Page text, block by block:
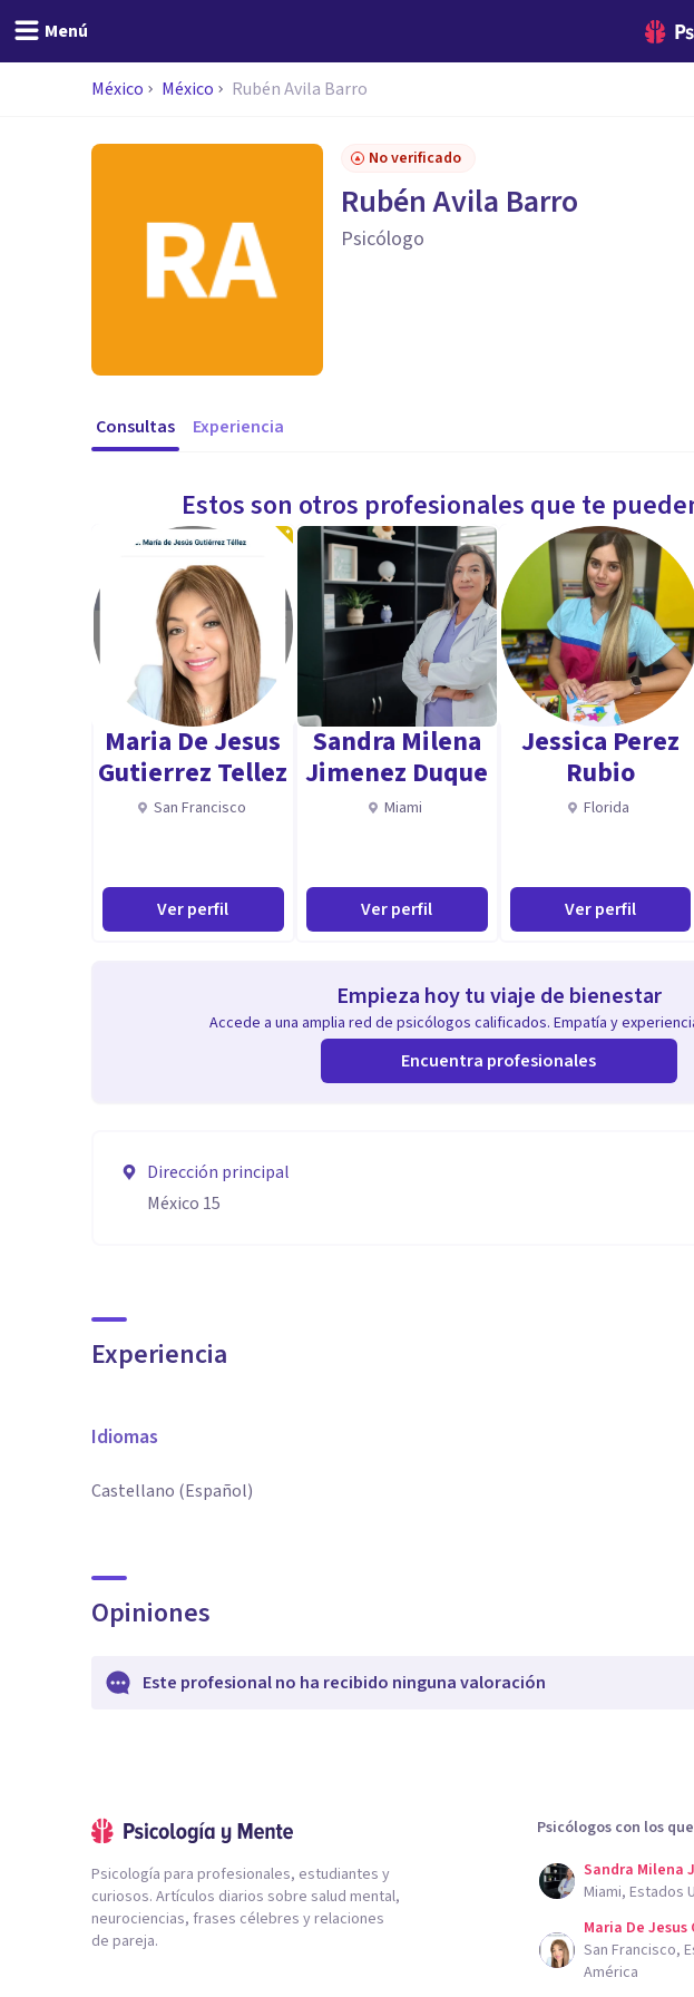
Menú
México México Rubén Avila Barro
No verificado
Rubén Avila Barro
Psicólogo
Consultas Experiencia
Estos son otros profesionales que te
Maria De Jesus
Gutierrez Tellez
San Francisco
Ver perfil
Sandra Milena
Jimenez Duque
Miami
Ver perfil
Jessica Perez
Rubio
Florida
Ver perfil
Empieza hoy tu viaje de bienestar
Accede a una amplia red de psicólogos calificados. Empatía y
Encuentra profesionales
Dirección principal
México 15
Experiencia
Idiomas
Castellano (Español)
Opiniones
Este profesional no ha recibido ninguna valoración
Psicología para profesionales, estudiantes y
curiosos. Artículos diarios sobre salud mental,
neurociencias, frases célebres y relaciones
de pareja.
Psicólogos con los
Sandra Milena
Miami, Estados
Maria De
San Francisco,
América